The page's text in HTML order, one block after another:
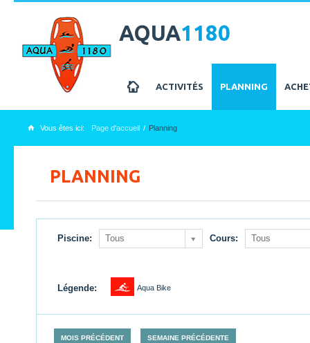
AQUA1180
z ACTIVITÉS PLANNING
x Vous êtes ici: Page d'accueil Planning
PLANNING
Piscine: Tous Cours: Tous
Légende: 1 Aqua Bike
MOIS PRÉCÉDENT SEMAINE PRÉCÉDENTE